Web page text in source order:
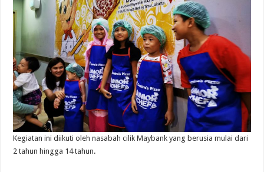
Kegiatan ini diikuti oleh nasabah cilik Maybank yang berusia mulai dari
2 tahun hingga 14 tahun.